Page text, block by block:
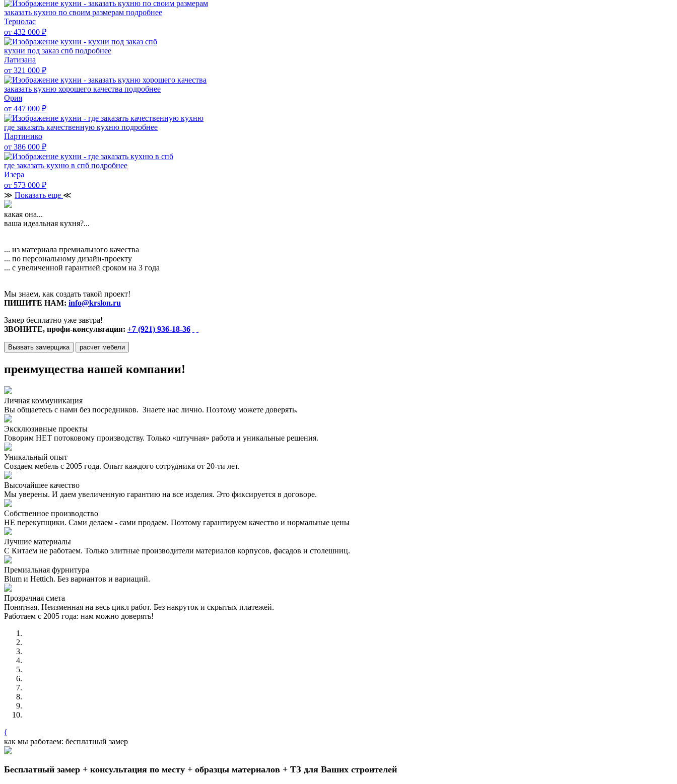
заказать кухню по своим размерам подробнее
Терцолас
от 432 000 ₽
кухни под заказ спб подробнее
Латизана
от 321 000 ₽
заказать кухню хорошего качества подробнее
Ория
от 447 000 ₽
где заказать качественную кухню подробнее
Партинико
от 386 000 ₽
где заказать кухню в спб подробнее
Изера
от 573 000 ₽
≫ Показать еще ≪
какая она...
ваша идеальная кухня?...
... из материала премиального качества
... по персональному дизайн-проекту
... с увеличенной гарантией сроком на 3 года
Мы знаем, как создать такой проект!
ПИШИТЕ НАМ: info@krslon.ru
Замер бесплатно уже завтра!
ЗВОНИТЕ, профи-консультация: +7 (921) 936-18-36
Вызвать замерщика расчет мебели
преимущества нашей компании!
Личная коммуникация
Вы общаетесь с нами без посредников. Знаете нас лично. Поэтому можете доверять.
Эксклюзивные проекты
Говорим НЕТ потоковому производству. Только «штучная» работа и уникальные решения.
Уникальный опыт
Создаем мебель с 2005 года. Опыт каждого сотрудника от 20-ти лет.
Высочайшее качество
Мы уверены. И даем увеличенную гарантию на все изделия. Это фиксируется в договоре.
Собственное производство
НЕ перекупщики. Сами делаем - сами продаем. Поэтому гарантируем качество и нормальные цены
Лучшие материалы
С Китаем не работаем. Только элитные производители материалов корпусов, фасадов и столешниц.
Премиальная фурнитура
Blum и Hettich. Без вариантов и вариаций.
Прозрачная смета
Понятная. Неизменная на весь цикл работ. Без накруток и скрытых платежей.
Работаем с 2005 года: нам можно доверять!
⟨
как мы работаем: бесплатный замер
Бесплатный замер + консультация по месту + образцы материалов + ТЗ для Ваших строителей